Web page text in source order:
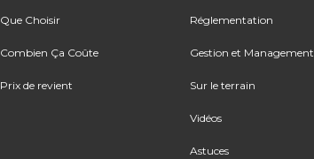
Que Choisir
Combien Ça Coûte
Prix de revient
Réglementation
Gestion et Management
Sur le terrain
Vidéos
Astuces